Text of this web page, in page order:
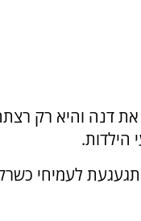
את דנה והיא רק
הילדות.
לעמיחי